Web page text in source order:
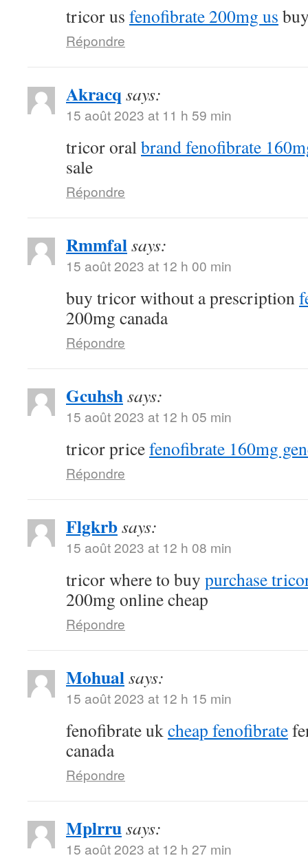
tricor us fenofibrate 200mg us
Répondre
Akracq says:
15 août 2023 at 11 h 59 min
tricor oralbrand fenofibrate
sale
Répondre
Rmmfalsays:
15 août 2023 at 12 h 00 min
buy tricor without a prescription
200mg canada
Répondre
Gcuhshsays:
15 août 2023 at 12 h 05 min
tricor pricefenofibrate 160mg
Répondre
Flgkrbsays:
15 août 2023 at 12 h 08 min
tricor where to buy purchase
200mg online cheap
Répondre
Mohualsays:
15 août 2023 at 12 h 15 min
fenofibrate ukcheap fenofibrate
canada
Répondre
Mplrrusays:
15 août 2023 at 12 h 27 min